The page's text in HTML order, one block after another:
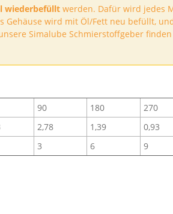
wiederbefüllt werden. Dafür wird jedes
Gehäuse wird mit Öl/Fett neu befüllt,
Simalube Schmierstoffgeber finden
90 180 270
2,78 1,39 0,93
3 6 9